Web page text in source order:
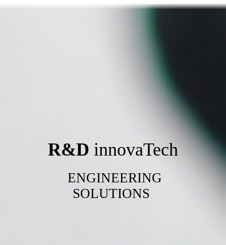
R&D innovaTech
ENGINEERING
SOLUTIONS